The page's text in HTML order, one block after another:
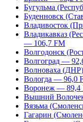
Бугульма
Буденновск
Владивосток
Владикавказ
— 106,7 FM
Волгодонск
Волгоград —
Волноваха
Вологда — 96,0
Воронеж — 89,4
Вышний
Вязьма
Гагарин